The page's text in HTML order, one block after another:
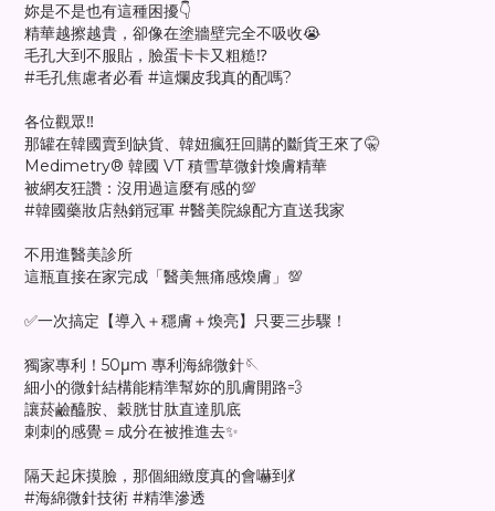
妳是不是也有這種困擾👇
精華越擦越貴，卻像在塗牆壁完全不吸收😭
毛孔大到不服貼，臉蛋卡卡又粗糙⁉️
#毛孔焦慮者必看 #這爛皮我真的配嗎?
各位觀眾‼️
那罐在韓國賣到缺貨、韓妞瘋狂回購的斷貨王來了🤫
Medimetry® 韓國 VT 積雪草微針煥膚精華
被網友狂讚：沒用過這麼有感的💯
#韓國藥妝店熱銷冠軍 #醫美院線配方直送我家
不用進醫美診所
這瓶直接在家完成「醫美無痛感煥膚」💯
✅一次搞定【導入＋穩膚＋煥亮】只要三步驟！
獨家專利！50μm 專利海綿微針🪡
細小的微針結構能精準幫妳的肌膚開路💨
讓菸鹼醯胺、穀胱甘肽直達肌底
刺刺的感覺＝成分在被推進去✨
隔天起床摸臉，那個細緻度真的會嚇到💃
#海綿微針技術 #精準滲透